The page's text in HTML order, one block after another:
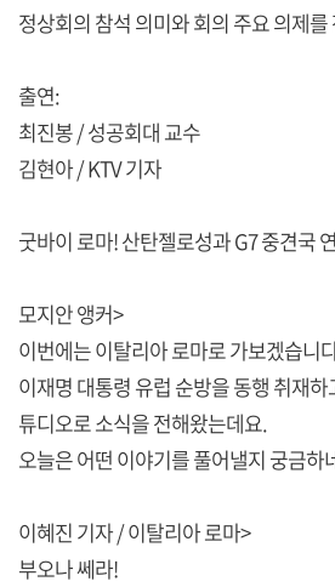
정상회의 참석 의미와 회의 주요 의제
출연:
최진봉 / 성공회대 교수
김현아 / KTV 기자
굿바이 로마! 산탄젤로성과 G7 중견국
모지안 앵커>
이번에는 이탈리아 로마로 가보겠습니
이재명 대통령 유럽 순방을 동행 취재
튜디오로 소식을 전해왔는데요.
오늘은 어떤 이야기를 풀어낼지 궁금하
이혜진 기자 / 이탈리아 로마>
부오나 쎄라!